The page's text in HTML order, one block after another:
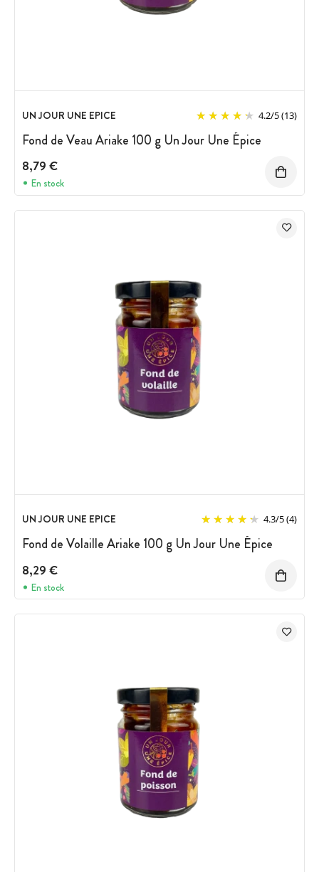
UN JOUR UNE EPICE 4.2/5(13)
Fond de Veau Ariake 100 g Un Jour Une Épice
8,79 €
En stock
UN JOUR UNE EPICE 4.3/5(4)
Fond de Volaille Ariake 100 g Un Jour Une Épice
8,29 €
En stock